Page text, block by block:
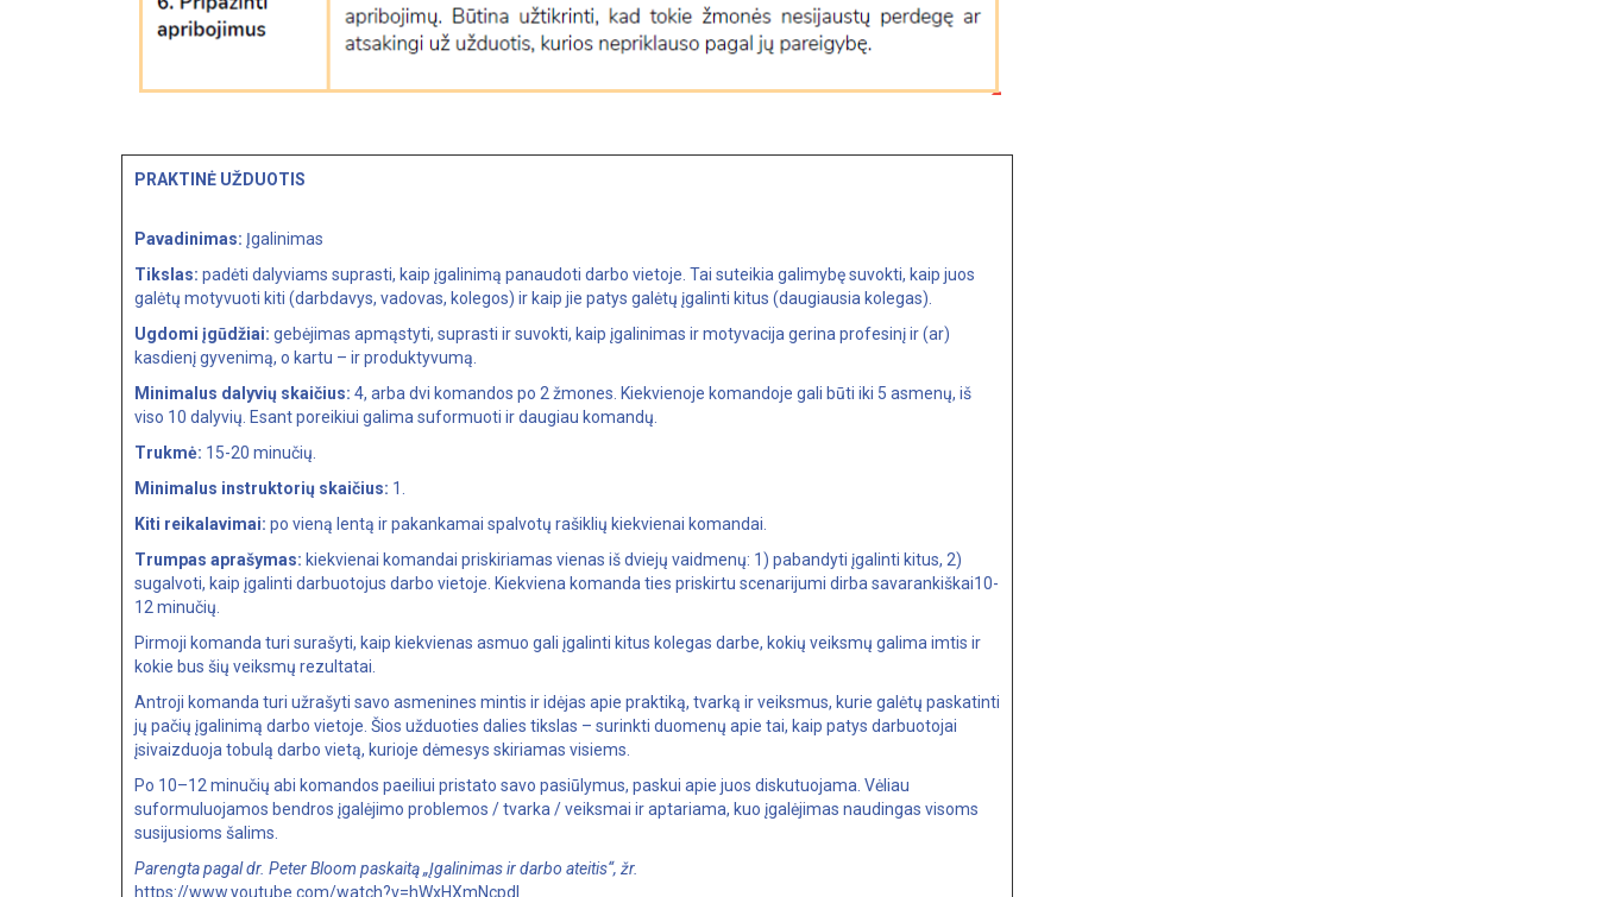
PRAKTINĖ UŽDUOTIS
Pavadinimas: Įgalinimas
Tikslas: padėti dalyviams suprasti, kaip įgalinimą panaudoti darbo vietoje. Tai suteikia galimybę suvokti, kaip juos
galėtų motyvuoti kiti (darbdavys, vadovas, kolegos) ir kaip jie patys galėtų įgalinti kitus (daugiausia kolegas).
Ugdomi įgūdžiai: gebėjimas apmąstyti, suprasti ir suvokti, kaip įgalinimas ir motyvacija gerina profesinį ir (ar)
kasdienį gyvenimą, o kartu – ir produktyvumą.
Minimalus dalyvių skaičius: 4, arba dvi komandos po 2 žmones. Kiekvienoje komandoje gali būti iki 5 asmenų, iš
viso 10 dalyvių. Esant poreikiui galima suformuoti ir daugiau komandų.
Trukmė: 15-20 minučių.
Minimalus instruktorių skaičius: 1.
Kiti reikalavimai: po vieną lentą ir pakankamai spalvotų rašiklių kiekvienai komandai.
Trumpas aprašymas: kiekvienai komandai priskiriamas vienas iš dviejų vaidmenų: 1) pabandyti įgalinti kitus, 2)
sugalvoti, kaip įgalinti darbuotojus darbo vietoje. Kiekviena komanda ties priskirtu scenarijumi dirba savarankiškai10-
12 minučių.
Pirmoji komanda turi surašyti, kaip kiekvienas asmuo gali įgalinti kitus kolegas darbe, kokių veiksmų galima imtis ir
kokie bus šių veiksmų rezultatai.
Antroji komanda turi užrašyti savo asmenines mintis ir idėjas apie praktiką, tvarką ir veiksmus, kurie galėtų paskatinti
jų pačių įgalinimą darbo vietoje. Šios užduoties dalies tikslas – surinkti duomenų apie tai, kaip patys darbuotojai
įsivaizduoja tobulą darbo vietą, kurioje dėmesys skiriamas visiems.
Po 10–12 minučių abi komandos paeiliui pristato savo pasiūlymus, paskui apie juos diskutuojama. Vėliau
suformuluojamos bendros įgalėjimo problemos / tvarka / veiksmai ir aptariama, kuo įgalėjimas naudingas visoms
susijusioms šalims.
Parengta pagal dr. Peter Bloom paskaitą „Įgalinimas ir darbo ateitis“, žr.
https://www.youtube.com/watch?v=hWxHXmNcpdI